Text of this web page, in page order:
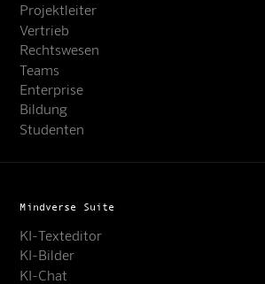
Projektleiter
Vertrieb
Rechtswesen
Teams
Enterprise
Bildung
Studenten
Mindverse Suite
KI-Texteditor
KI-Bilder
KI-Chat